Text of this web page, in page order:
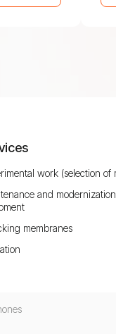
work (selection of
and
membranes